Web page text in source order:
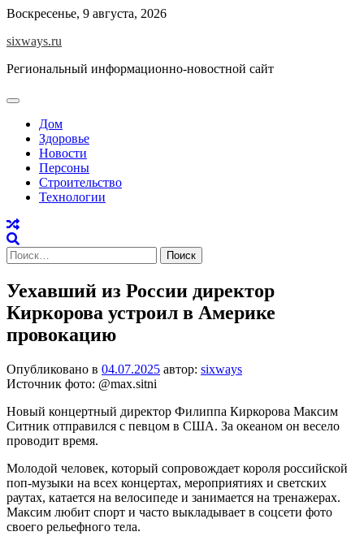
Перейти
содержимому
Воскресенье, 9 августа, 2026
sixways.ru
Региональный информационно-новостной сайт
Дом
Здоровье
Новости
Персоны
Строительство
Технологии
Найти:
Уехавший из России директор
Киркорова устроил в Америке
провокацию
Опубликовано в 04.07.2025 автор: sixways
Источник фото: @max.sitni
Новый концертный директор Филиппа Киркорова Максим
Ситник отправился с певцом в США. За океаном он весело
проводит время.
Молодой человек, который сопровождает короля российской
поп-музыки на всех концертах, мероприятиях и светских
раутах, катается на велосипеде и занимается на тренажерах.
Максим любит спорт и часто выкладывает в соцсети фото
своего рельефного тела.